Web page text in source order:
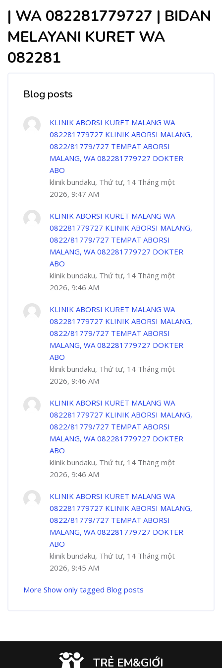
| WA 082281779727 | BIDAN
MELAYANI KURET WA
082281
Blog posts
KLINIK ABORSI KURET MALANG WA
082281779727 KLINIK ABORSI MALANG,
0822/81779/727 TEMPAT ABORSI
MALANG, WA 082281779727 DOKTER
ABO
klinik bundaku, Thứ tư, 14 Tháng một
2026, 9:47 AM
KLINIK ABORSI KURET MALANG WA
082281779727 KLINIK ABORSI MALANG,
0822/81779/727 TEMPAT ABORSI
MALANG, WA 082281779727 DOKTER
ABO
klinik bundaku, Thứ tư, 14 Tháng một
2026, 9:46 AM
KLINIK ABORSI KURET MALANG WA
082281779727 KLINIK ABORSI MALANG,
0822/81779/727 TEMPAT ABORSI
MALANG, WA 082281779727 DOKTER
ABO
klinik bundaku, Thứ tư, 14 Tháng một
2026, 9:46 AM
KLINIK ABORSI KURET MALANG WA
082281779727 KLINIK ABORSI MALANG,
0822/81779/727 TEMPAT ABORSI
MALANG, WA 082281779727 DOKTER
ABO
klinik bundaku, Thứ tư, 14 Tháng một
2026, 9:46 AM
KLINIK ABORSI KURET MALANG WA
082281779727 KLINIK ABORSI MALANG,
0822/81779/727 TEMPAT ABORSI
MALANG, WA 082281779727 DOKTER
ABO
klinik bundaku, Thứ tư, 14 Tháng một
2026, 9:45 AM
More Show only tagged Blog posts
TRẺ EM&GIỚI